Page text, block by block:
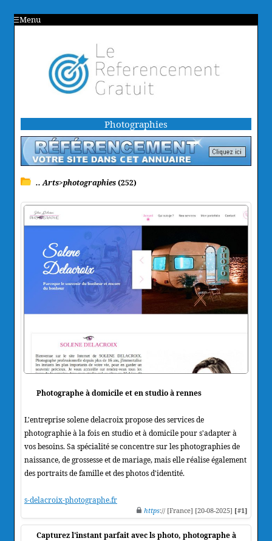
Menu
Photographies
.. Arts>photographies(252)
Photographe à domicile et en studio à rennes
L'entreprise solene delacroix propose des services de
photographie à la fois en studio et à domicile pour s'adapter à
vos besoins. Sa spécialité se concentre sur les photographies de
naissance, de grossesse et de mariage, mais elle réalise également
des portraits de famille et des photos d'identité.
s-delacroix-photographe.fr
https:// [France] [20-08-2025] [#1]
Capturez l'instant parfait avec ls photo, photographe à